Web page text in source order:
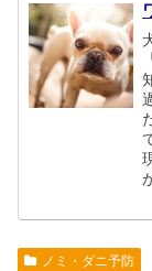
ノミ・ダニ予防